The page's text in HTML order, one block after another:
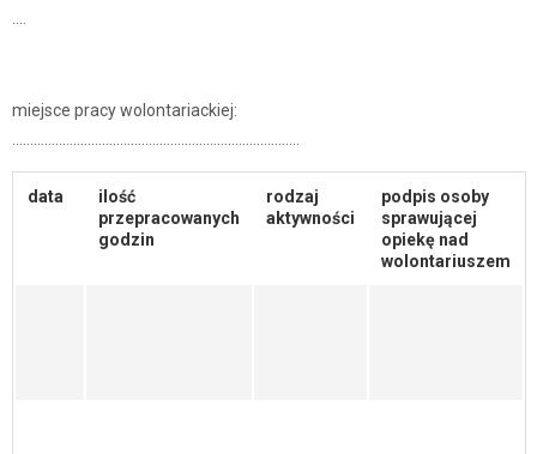
miejsce pracy wolontariackiej:
……………………………………………………………………..
data
ilość
przepracowanych
godzin
rodzaj
aktywności
podpis osoby
sprawującej
opiekę nad
wolontariuszem